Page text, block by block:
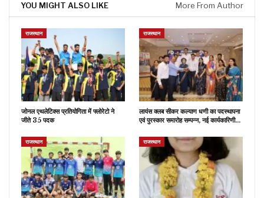
YOU MIGHT ALSO LIKE More From Author
राजस्थान
जोनल एथलेटिक्स प्रतियोगिता में फ्लोरेटो ने
जीते 35 पदक
राजस्थान
लायंस क्लब सीकर कल्याण धणी का पदस्थापना
एवं पुरस्कार समारोह सम्पन्न, नई कार्यकारिणी…
राजस्थान राजस्थान